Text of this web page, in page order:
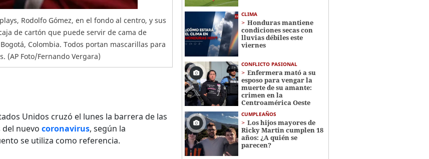
Rodolfo Gómez, en el fondo al centro, y sus
de cartón que puede servir de cama de
Colombia. Todos portan mascarillas para
(AP Foto/Fernando Vergara)
Unidos cruzó el lunes la barrera de las
nuevo coronavirus, según la
se utiliza como referencia.
CLIMA
Honduras mantiene
condiciones secas con
lluvias débiles este
viernes
CONFLICTO PASIONAL
Enfermera mató a su
esposo para vengar la
muerte de su amante:
crimen en la
Centroamérica Oeste
CUMPLEAÑOS
Los hijos mayores de
Ricky Martin cumplen 18
años: ¿A quién se
parecen?